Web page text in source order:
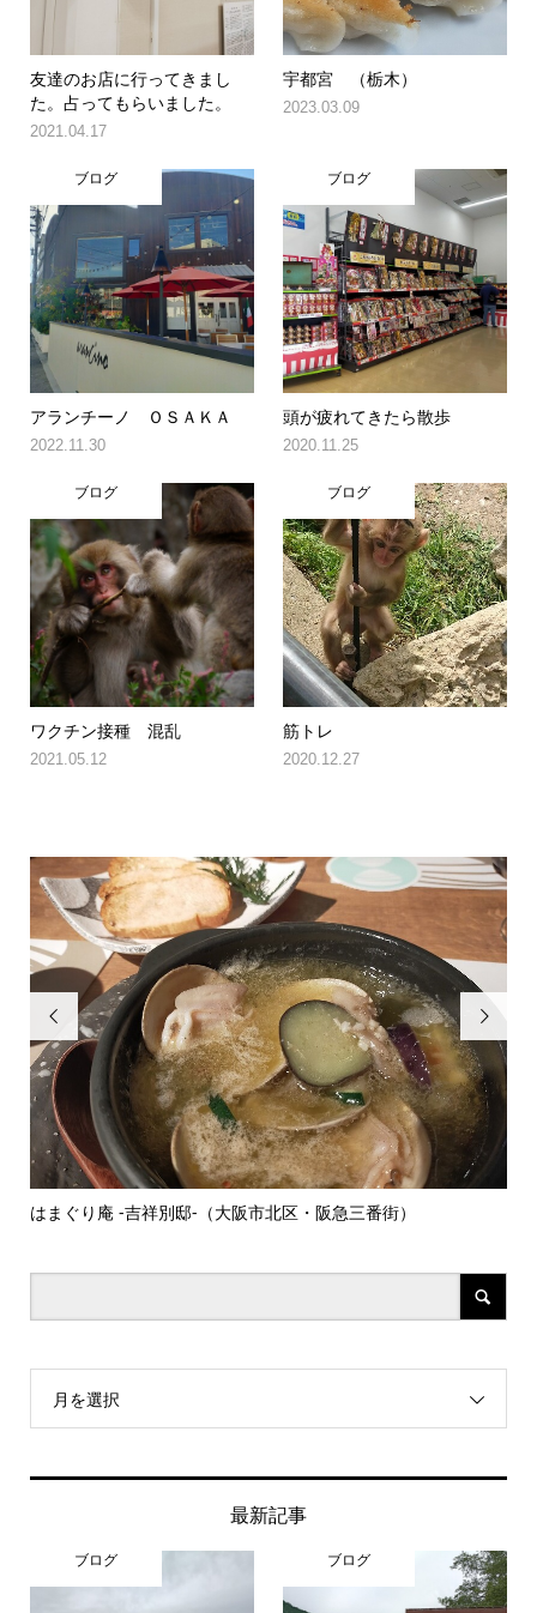
友達のお店に行ってきまし
た。占ってもらいました。
2021.04.17
宇都宮 （栃木）
2023.03.09
ブログ
アランチーノ ＯＳＡＫＡ
2022.11.30
ブログ
頭が疲れてきたら散歩
2020.11.25
ブログ
ワクチン接種 混乱
2021.05.12
ブログ
筋トレ
2020.12.27

はまぐり庵 -吉祥別邸-（大阪市北区・阪急三番街）

月を選択
最新記事
ブログ ブログ